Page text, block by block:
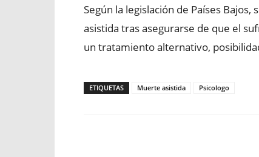
Según la legislación de Países
asistida tras asegurarse de que el
un tratamiento alternativo,
ETIQUETAS Muerte asistida Psicologo